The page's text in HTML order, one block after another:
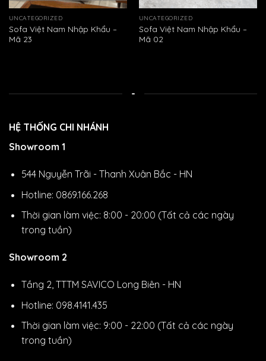
UNCATEGORIZED
Sofa Việt Nam Nhập Khẩu –
Mã 23
UNCATEGORIZED
Sofa Việt Nam Nhập Khẩu –
Mã 02
-
HỆ THỐNG CHI NHÁNH
Showroom 1
544 Nguyễn Trãi - Thanh Xuân Bắc - HN
Hotline: 0869.166.268
Thời gian làm việc: 8:00 - 20:00 (Tất cả các ngày
trong tuần)
Showroom 2
Tầng 2, TTTM SAVICO Long Biên - HN
Hotline: 098.4141.435
Thời gian làm việc: 9:00 - 22:00 (Tất cả các ngày
trong tuần)